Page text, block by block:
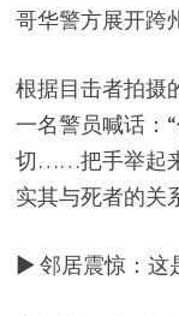
哥华警方展开跨
根据目击者拍摄
一名警员喊话：
切……把手举起
实其与死者的关
▶ 邻居震惊：这